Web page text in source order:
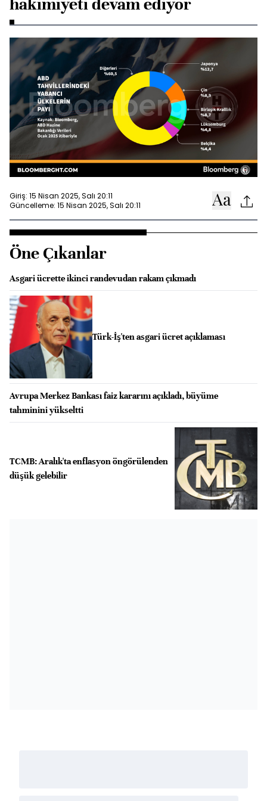
hakimiyeti devam ediyor
Giriş: 15 Nisan 2025, Salı 20:11
Güncelleme: 15 Nisan 2025, Salı 20:11
Öne Çıkanlar
Asgari ücrette ikinci randevudan rakam çıkmadı
Türk-İş'ten asgari ücret açıklaması
Avrupa Merkez Bankası faiz kararını açıkladı, büyüme
tahminini yükseltti
TCMB: Aralık'ta enflasyon öngörülenden
düşük gelebilir